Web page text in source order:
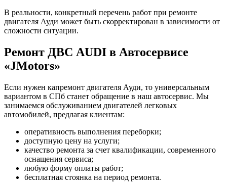
В реальности, конкретный перечень работ при ремонте
двигателя Ауди может быть скорректирован в зависимости от
сложности ситуации.
Ремонт ДВС AUDI в Автосервисе
«JMotors»
Если нужен капремонт двигателя Ауди, то универсальным
вариантом в СПб станет обращение в наш автосервис. Мы
занимаемся обслуживанием двигателей легковых
автомобилей, предлагая клиентам:
оперативность выполнения переборки;
доступную цену на услуги;
качество ремонта за счет квалификации, современного
оснащения сервиса;
любую форму оплаты работ;
бесплатная стоянка на период ремонта.